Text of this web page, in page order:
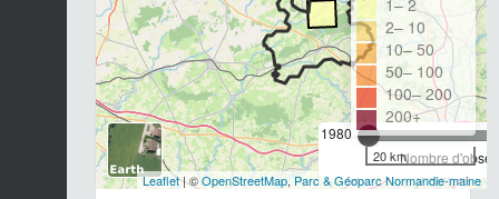
1980
Nombre
1– 2
2– 10
10– 50
50– 100
100– 200
200+
20 km
Leaflet| ©OpenStreetMap, Parc & Géoparc Normandie-maine